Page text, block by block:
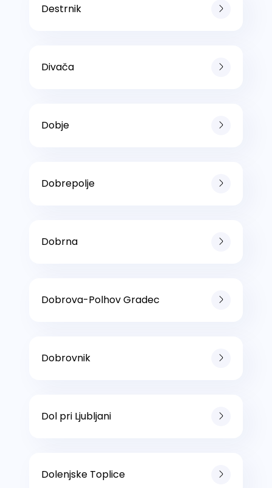
Destrnik
Divača
Dobje
Dobrepolje
Dobrna
Dobrova-Polhov Gradec
Dobrovnik
Dol pri Ljubljani
Dolenjske Toplice